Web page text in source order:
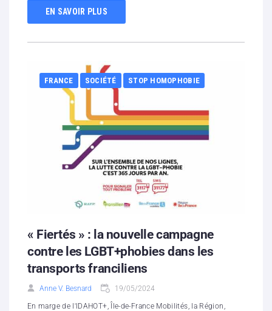
EN SAVOIR PLUS
FRANCE SOCIÉTÉ STOP HOMOPHOBIE
« Fiertés » : la nouvelle campagne
contre les LGBT+phobies dans les
transports franciliens
Anne V. Besnard 19/05/2024
En marge de l'IDAHOT+, Île-de-France Mobilités, la Région,